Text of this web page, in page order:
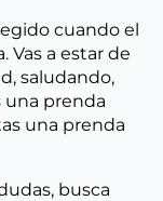
cuando el
Vas a estar de
saludando,
una prenda
una prenda
busca